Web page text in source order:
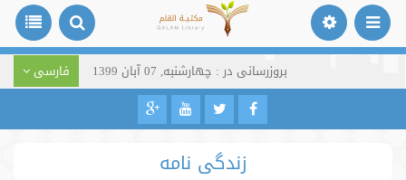
بروزرسانی در : چهارشنبه, 07 آبان 1399 فارسی
زندگی نامه